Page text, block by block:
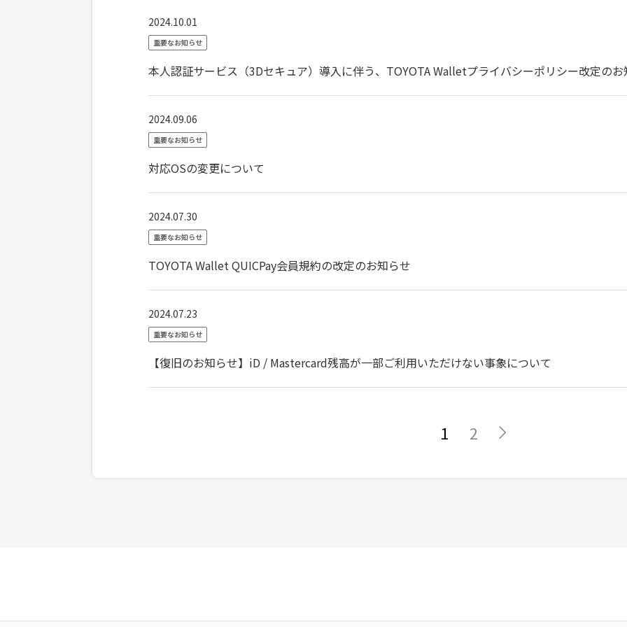
2024.10.01
重要なお知らせ
本人認証サービス（3Dセキュア）導入に伴う、TOYOTA Walletプライバシーポリシー改定の
2024.09.06
重要なお知らせ
対応OSの変更について
2024.07.30
重要なお知らせ
TOYOTA Wallet QUICPay会員規約の改定のお知らせ
2024.07.23
重要なお知らせ
【復旧のお知らせ】iD / Mastercard残高が一部ご利用いただけない事象について
1 2